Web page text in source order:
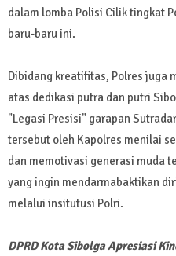
dalam lomba Polisi Cilik tingkat
baru-baru ini.
Dibidang kreatifitas, Polres juga
atas dedikasi putra dan putri
"Legasi Presisi" garapan
tersebut oleh Kapolres menilai
dan memotivasi generasi muda
yang ingin mendarmabaktikan
melalui insitutusi Polri.
DPRD Kota Sibolga Apresiasi